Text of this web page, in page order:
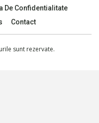
De Confidentialitate
Contact
sunt rezervate.